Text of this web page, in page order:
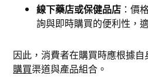
線下藥店或保健品店 ：價
詢與即時購買的便利性，
因此，消費者在購買時應根據
購買渠道與產品組合。